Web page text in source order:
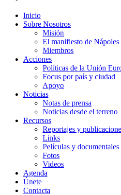
Inicio
Sobre Nosotros
Misión
El manifiesto de Nápoles
Miembros
Acciones
Políticas de la Unión
Focus por país y ciudad
Apoyo
Noticias
Notas de prensa
Noticias desde el terreno
Recursos
Reportajes y
Links
Películas y documentales
Fotos
Videos
Agenda
Únete
Contacta